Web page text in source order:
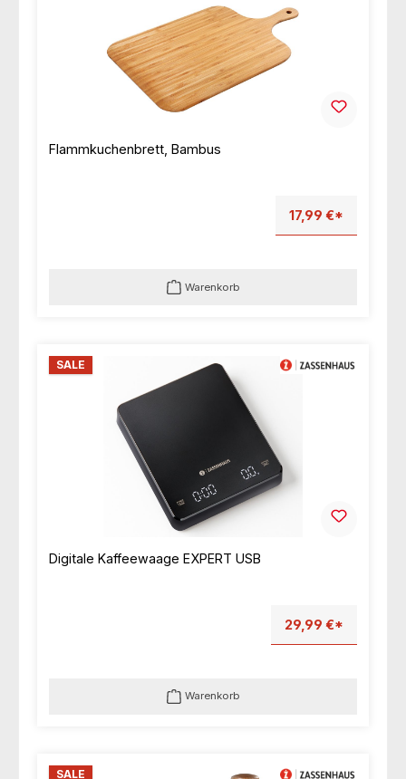
Flammkuchenbrett, Bambus
17,99 €*
Warenkorb
SALE
Digitale Kaffeewaage EXPERT USB
29,99 €*
Warenkorb
SALE